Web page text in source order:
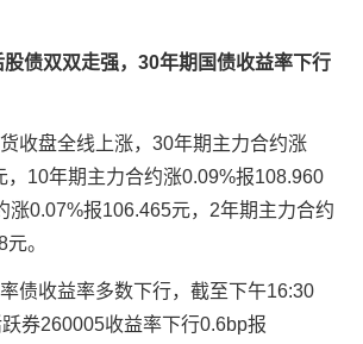
股债双双走强，30年期国债收益率下行
盘全线上涨，30年期主力合约涨
，10年期主力合约涨0.09%报108.960
涨0.07%报106.465元，2年期主力合约
。
收益率多数下行，截至下午16:30
券260005收益率下行0.6bp报